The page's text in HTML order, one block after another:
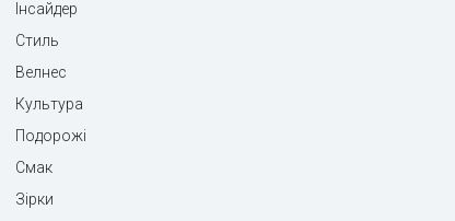
Інсайдер
Стиль
Велнес
Культура
Подорожі
Смак
Зірки